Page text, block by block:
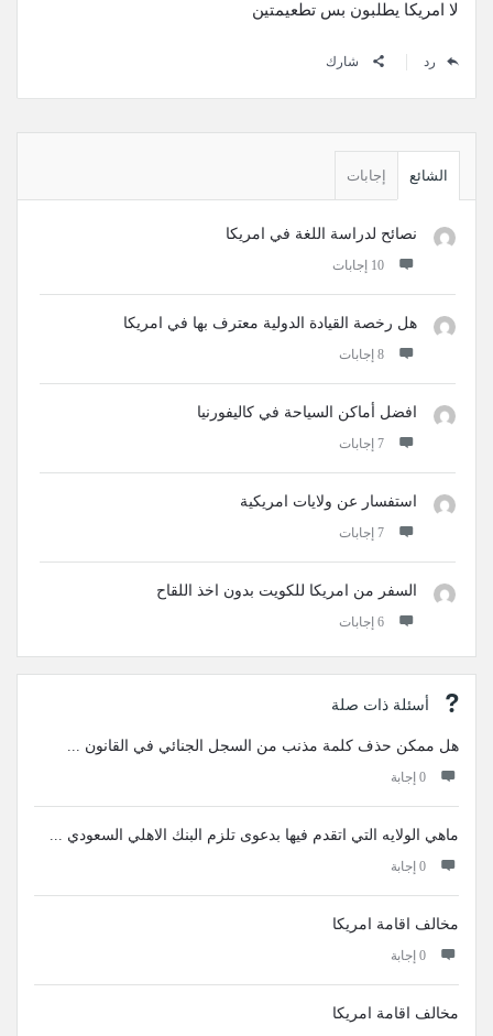
لا امريكا يطلبون بس تطعيمتين
رد شارك
الجانبيةالشائع إجابات
نصائح لدراسة اللغة في امريكا
‫10 إجابات
هل رخصة القيادة الدولية معترف بها في امريكا
‫8 إجابات
افضل أماكن السياحة في كاليفورنيا
‫7 إجابات
استفسار عن ولايات امريكية
‫7 إجابات
السفر من امريكا للكويت بدون اخذ اللقاح
‫6 إجابات
أسئلة ذات صلة
هل ممكن حذف كلمة مذنب من السجل الجنائي في القانون ...
‫0 إجابة
ماهي الولايه التي اتقدم فيها بدعوى تلزم البنك الاهلي السعودي ...
‫0 إجابة
مخالف اقامة امريكا
‫0 إجابة
مخالف اقامة امريكا